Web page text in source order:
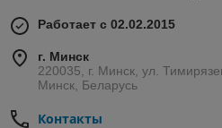
Работает с 02.02.2015
г. Минск
220035, г. Минск, ул.
Минск, Беларусь
Контакты